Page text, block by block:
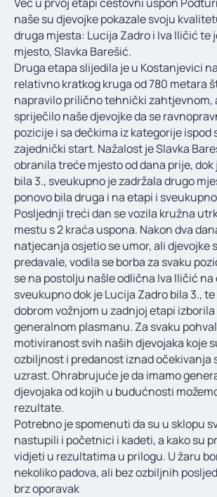
naše su djevojke pokazale svoju
druga mjesta: Lucija Zadro i Iva Iličić te
mjesto, Slavka Barešić.
Druga etapa slijedila je u Kostanjevici
relativno kratkog kruga od 780 metara
napravilo prilično tehnički zahtjevnom,
spriječilo naše djevojke da se
pozicije i sa dečkima iz kategorije ispod
zajednički start. Nažalost je Slavka
obranila treće mjesto od dana prije, dok
bila 3., sveukupno je zadržala drugo
ponovo bila druga i na etapi i
Posljednji treći dan se vozila kružna
mestu s 2 kraća uspona. Nakon dva
natjecanja osjetio se umor, ali djevojke
predavale, vodila se borba za svaku
se na postolju našle odlična Iva Iličić
sveukupno dok je Lucija Zadro bila 3.,
dobrom vožnjom u zadnjoj etapi izborila
generalnom plasmanu. Za svaku
motiviranost svih naših djevojaka koje
ozbiljnost i predanost iznad očekivanja
uzrast. Ohrabrujuće je da imamo
djevojaka od kojih u budućnosti
rezultate.
Potrebno je spomenuti da su u sklopu
nastupili i početnici i kadeti, a kako su
vidjeti u rezultatima u prilogu. U žaru
nekoliko padova, ali bez ozbiljnih
brz oporavak